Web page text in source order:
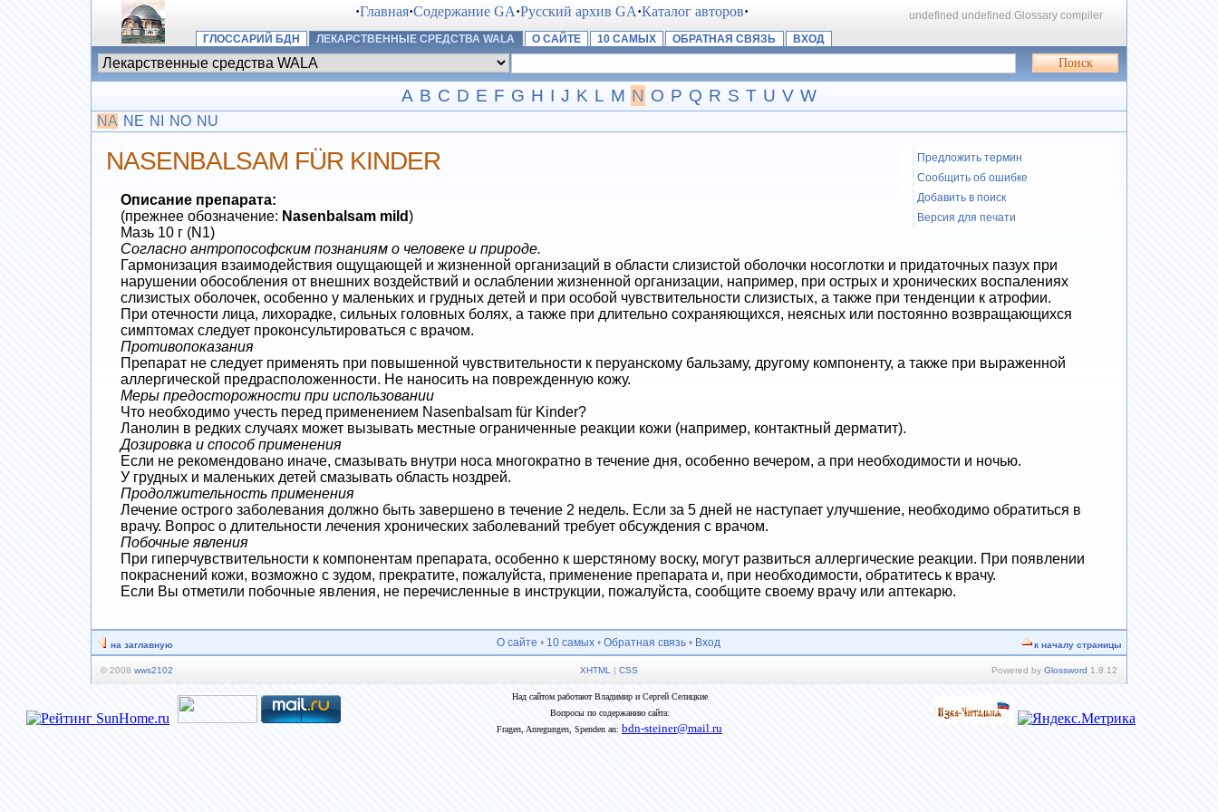
·Главная·Содержание GA·Русский архив GA·Каталог авторов· undefined undefined Glossary compiler
ГЛОССАРИЙ БДН
ЛЕКАРСТВЕННЫЕ СРЕДСТВА WALA О САЙТЕ 10 САМЫХ ОБРАТНАЯ СВЯЗЬ ВХОД
A B C D E F G H I J K L M N O P Q R S T U V W
NA NE NI NO NU
Предложить термин
Сообщить об ошибке
Добавить в поиск
Версия для печати
NASENBALSAM FÜR KINDER
Описание препарата:
(прежнее обозначение: Nasenbalsam mild)
Мазь 10 г (N1)
Согласно антропософским познаниям о человеке и природе.
Гармонизация взаимодействия ощущающей и жизненной организаций в области слизистой оболочки носоглотки и придаточных пазух при
нарушении обособления от внешних воздействий и ослаблении жизненной организации, например, при острых и хронических воспалениях
слизистых оболочек, особенно у маленьких и грудных детей и при особой чувствительности слизистых, а также при тенденции к атрофии.
При отечности лица, лихорадке, сильных головных болях, а также при длительно сохраняющихся, неясных или постоянно возвращающихся
симптомах следует проконсультироваться с врачом.
Противопоказания
Препарат не следует применять при повышенной чувствительности к перуанскому бальзаму, другому компоненту, а также при выраженной
аллергической предрасположенности. Не наносить на поврежденную кожу.
Меры предосторожности при использовании
Что необходимо учесть перед применением Nasenbalsam für Kinder?
Ланолин в редких случаях может вызывать местные ограниченные реакции кожи (например, контактный дерматит).
Дозировка и способ применения
Если не рекомендовано иначе, смазывать внутри носа многократно в течение дня, особенно вечером, а при необходимости и ночью.
У грудных и маленьких детей смазывать область ноздрей.
Продолжительность применения
Лечение острого заболевания должно быть завершено в течение 2 недель. Если за 5 дней не наступает улучшение, необходимо обратиться в
врачу. Вопрос о длительности лечения хронических заболеваний требует обсуждения с врачом.
Побочные явления
При гиперчувствительности к компонентам препарата, особенно к шерстяному воску, могут развиться аллергические реакции. При появлении
покраснений кожи, возможно с зудом, прекратите, пожалуйста, применение препарата и, при необходимости, обратитесь к врачу.
Если Вы отметили побочные явления, не перечисленные в инструкции, пожалуйста, сообщите своему врачу или аптекарю.
на заглавную О сайте • 10 самых •Обратная связь • Вход к началу страницы
© 2008 wws2102 XHTML | CSS Powered by Glossword 1.8.12
Над сайтом работают Владимир и Сергей Селицкие
Вопросы по содержанию сайта:
Fragen, Anregungen, Spenden an:bdn-steiner@mail.ru